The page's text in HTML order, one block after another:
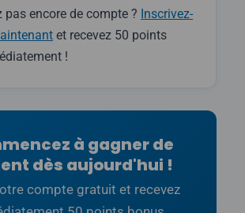
pas encore de compte ? Inscrivez-
et recevez 50 points
!
à gagner de
dès aujourd'hui !
compte gratuit et recevez